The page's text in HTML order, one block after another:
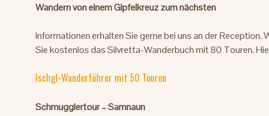
Wandern von einem Gipfelkreuz zum nächsten
Informationen erhalten Sie gerne bei uns an der Reception.
Sie kostenlos das Silvretta-Wanderbuch mit 80 Touren.
Ischgl-Wanderführer mit 50 Touren
Schmugglertour – Samnaun